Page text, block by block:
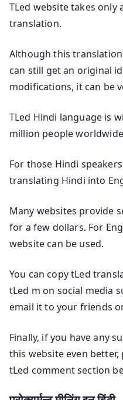
TLed website takes only
translation.
Although this
can still get an original
modifications, it can be
TLed Hindi language is
million people
For those Hindi
translating Hindi into
Many websites provide
for a few dollars. For
website can be used.
You can copy tLed
tLed m on social media
email it to your friends
Finally, if you have any
this website even
tLed comment section